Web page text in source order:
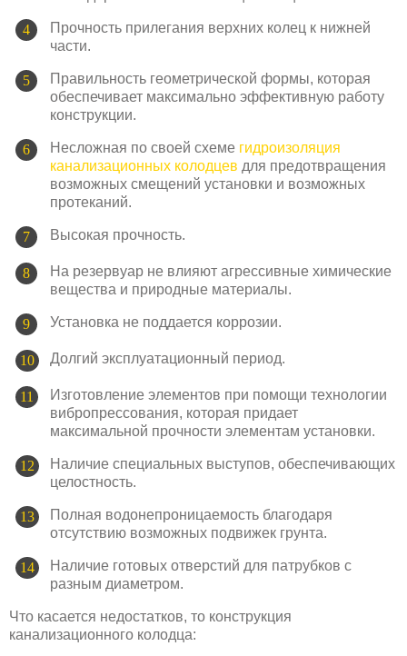
Прочность прилегания верхних колец к нижней
части.
Правильность геометрической формы, которая
обеспечивает максимально эффективную работу
конструкции.
Несложная по своей схеме гидроизоляция
канализационных колодцев для предотвращения
возможных смещений установки и возможных
протеканий.
Высокая прочность.
На резервуар не влияют агрессивные химические
вещества и природные материалы.
Установка не поддается коррозии.
Долгий эксплуатационный период.
Изготовление элементов при помощи технологии
вибропрессования, которая придает
максимальной прочности элементам установки.
Наличие специальных выступов, обеспечивающих
целостность.
Полная водонепроницаемость благодаря
отсутствию возможных подвижек грунта.
Наличие готовых отверстий для патрубков с
разным диаметром.
Что касается недостатков, то конструкция
канализационного колодца: